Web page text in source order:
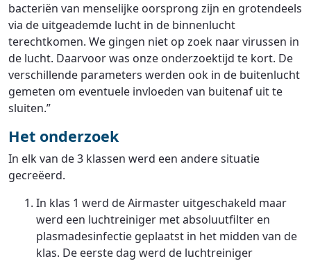
bacteriën van menselijke oorsprong zijn en grotendeels
via de uitgeademde lucht in de binnenlucht
terechtkomen. We gingen niet op zoek naar virussen in
de lucht. Daarvoor was onze onderzoektijd te kort. De
verschillende parameters werden ook in de buitenlucht
gemeten om eventuele invloeden van buitenaf uit te
sluiten.”
Het onderzoek
In elk van de 3 klassen werd een andere situatie
gecreëerd.
In klas 1 werd de Airmaster uitgeschakeld maar
werd een luchtreiniger met absoluutfilter en
plasmadesinfectie geplaatst in het midden van de
klas. De eerste dag werd de luchtreiniger